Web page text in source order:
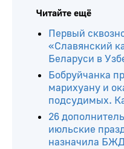
Читайте ещё
Первый
«Славянский
Беларуси в